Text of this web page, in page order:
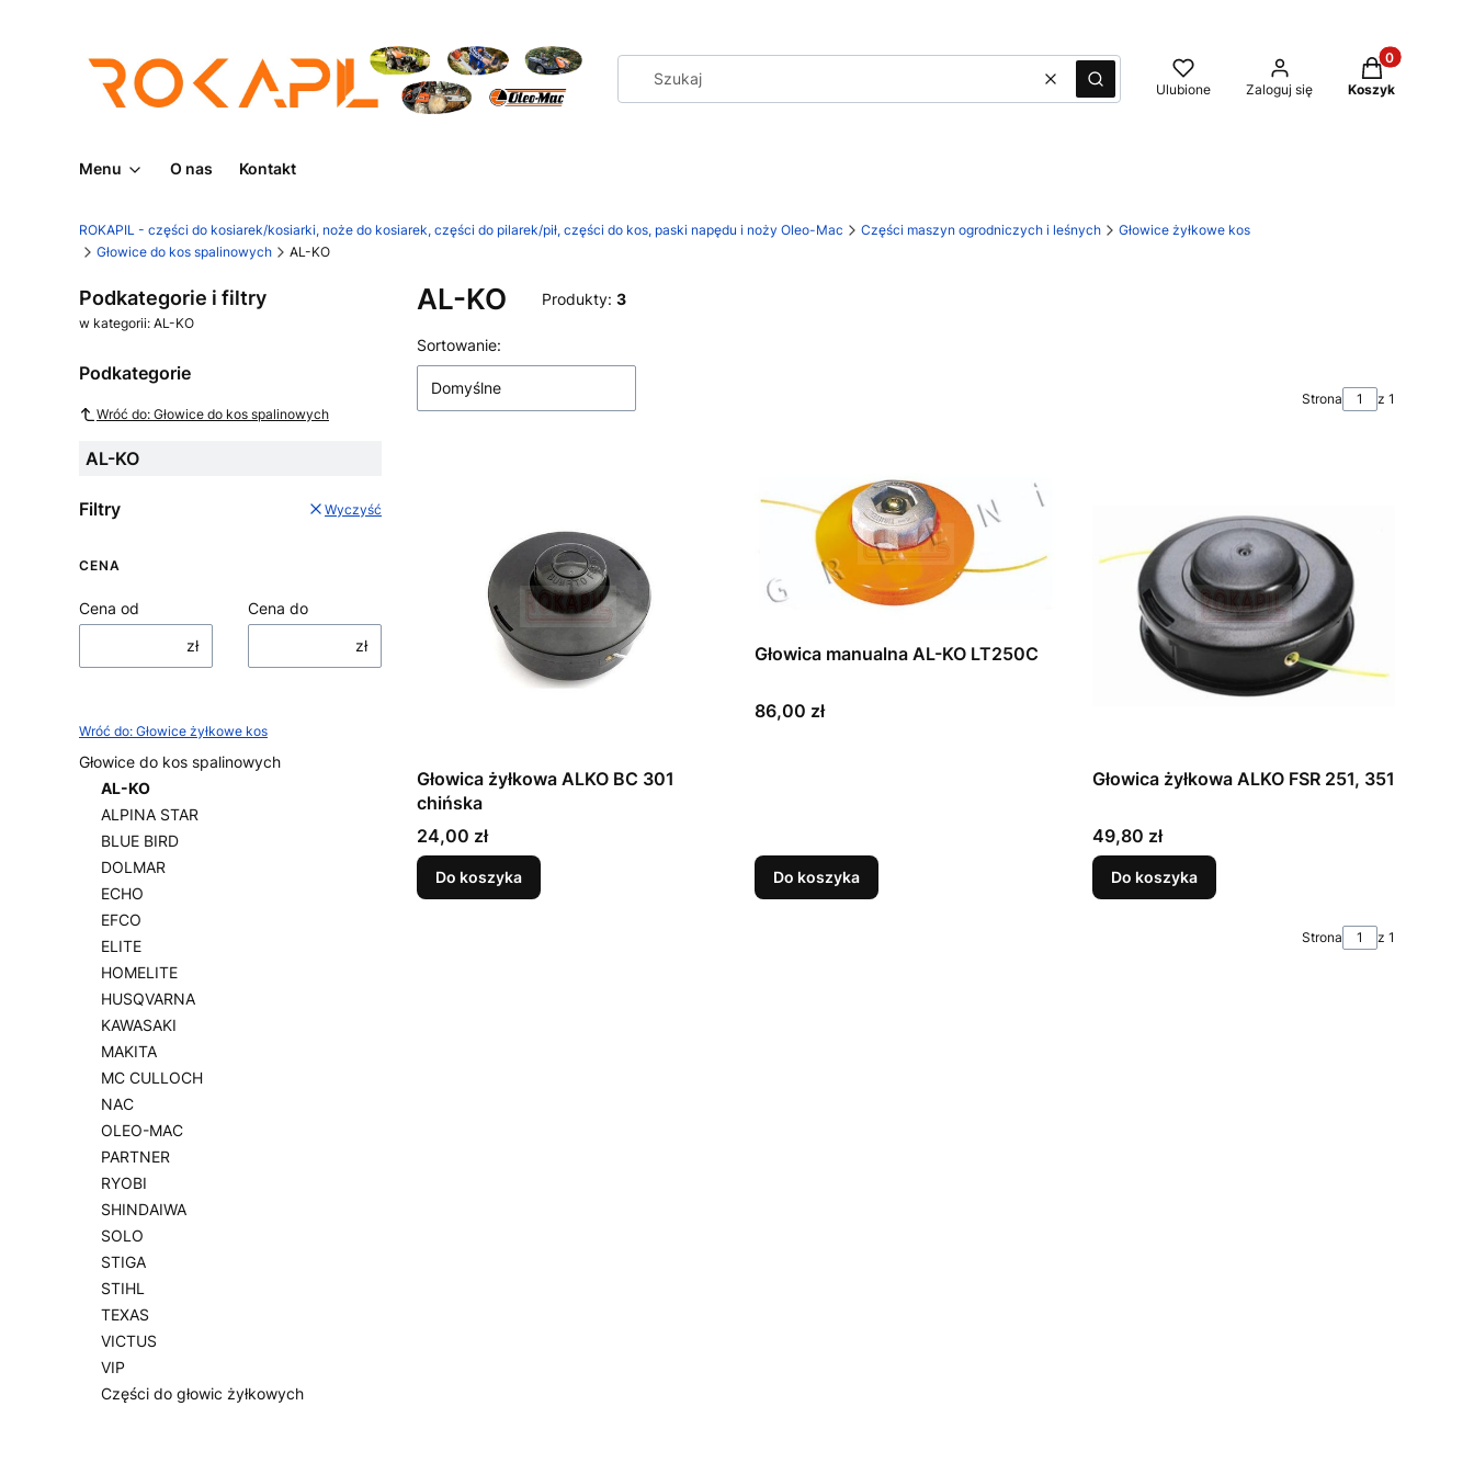
WyczyśćSzukaj Ulubione Zaloguj się
Produkty w
Koszyk
Menu O nas Kontakt
ROKAPIL - części do kosiarek/kosiarki, noże do kosiarek, części do pilarek/pił, części do kos, paski napędu i noży Oleo-Mac Części maszyn ogrodniczych i leśnych
Głowice żyłkowe kos
Głowice do kos spalinowych
AL-KO
Podkategorie i filtry
w kategorii: AL-KO
Podkategorie
Wróć do: Głowice do kos spalinowych
AL-KO
Filtry Wyczyść
CENA
Cena od
zł
Cena do
zł
Wróć do: Głowice żyłkowe kos
Głowice do kos spalinowych
AL-KO
ALPINA STAR
BLUE BIRD
DOLMAR
ECHO
EFCO
ELITE
HOMELITE
HUSQVARNA
KAWASAKI
MAKITA
MC CULLOCH
NAC
OLEO-MAC
PARTNER
RYOBI
SHINDAIWA
SOLO
STIGA
STIHL
TEXAS
VICTUS
VIP
Części do głowic żyłkowych
AL-KO Produkty: 3
Lista produktów
Sortowanie:
Domyślne
Strona z 1
Głowica żyłkowa ALKO BC 301
chińska
Cena
24,00 zł
Do koszyka
Głowica manualna AL-KO LT250C
Cena
86,00 zł
Do koszyka
Głowica żyłkowa ALKO FSR 251, 351
Cena
49,80 zł
Do koszyka
Strona z 1